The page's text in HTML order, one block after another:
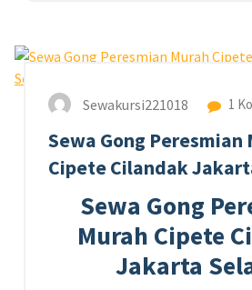
Sewakursi221018 1
Sewa Gong Peresmian
Cipete Cilandak
Sewa Gong
Murah Cipete
Jakarta